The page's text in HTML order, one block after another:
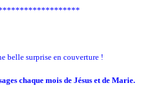
belle surprise en couverture !
chaque mois de Jésus et de Marie.